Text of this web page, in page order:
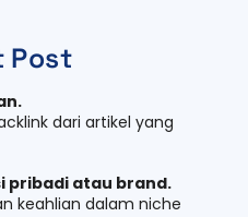
Post
dari artikel yang
pribadi atau brand.
keahlian dalam niche